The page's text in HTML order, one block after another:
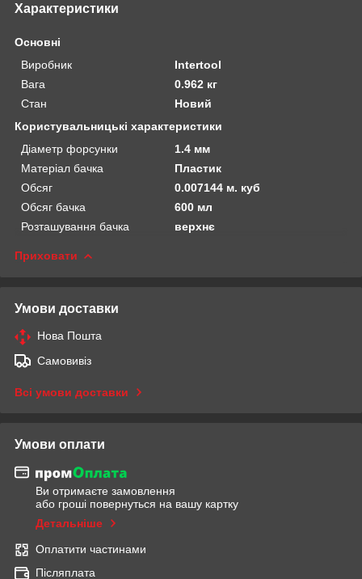
Характеристики
Основні
Виробник
Intertool
Вага
0.962 кг
Стан
Новий
Користувальницькі характеристики
Діаметр форсунки
1.4 мм
Матеріал бачка
Пластик
Обсяг
0.007144 м. куб
Обсяг бачка
600 мл
Розташування бачка
верхнє
Приховати
Умови доставки
Нова Пошта
Самовивіз
Всі умови доставки
Умови оплати
Ви отримаєте замовлення
або гроші повернуться на вашу картку
Детальніше
Оплатити частинами
Післяплата